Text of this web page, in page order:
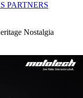
PARTNERS
Nostalgia